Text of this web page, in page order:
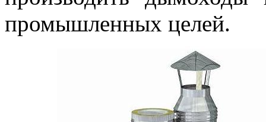
промышленных целей.